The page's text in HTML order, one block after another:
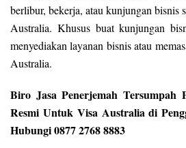
berlibur, bekerja, atau kunjungan bisnis
Australia. Khusus buat kunjungan
menyediakan layanan bisnis atau
Australia.
Biro Jasa Penerjemah Tersumpah
Resmi Untuk Visa Australia di
Hubungi 0877 2768 8883